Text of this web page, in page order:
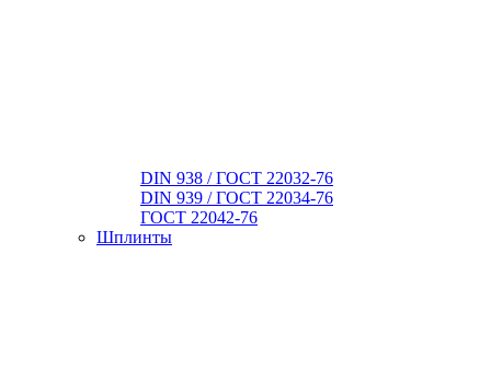
DIN 938 / ГОСТ 22032-76
DIN 939 / ГОСТ 22034-76
ГОСТ 22042-76
Шплинты